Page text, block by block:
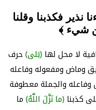
نذير فكذبنا وقلنا
شيء ﴾
لا محل لها(بَلى)حرف
وماض ومفعوله وفاعله
والجملة معطوفة
كذبنا(ما نَزَّلَ اللَّهُ)ما